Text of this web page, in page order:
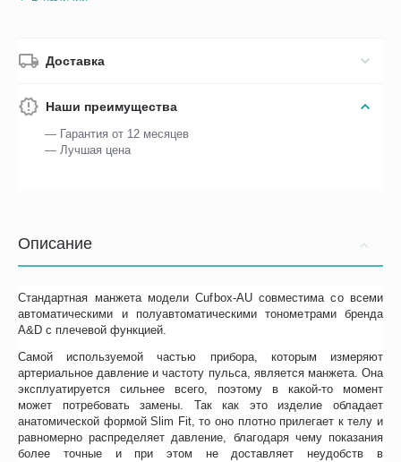
Доставка
Наши преимущества
— Гарантия от 12 месяцев
— Лучшая цена
Описание
Стандартная манжета модели Cufbox-AU совместима со всеми
автоматическими и полуавтоматическими тонометрами бренда
A&D с плечевой функцией.
Самой используемой частью прибора, которым измеряют
артериальное давление и частоту пульса, является манжета. Она
эксплуатируется сильнее всего, поэтому в какой-то момент
может потребовать замены. Так как это изделие обладает
анатомической формой Slim Fit, то оно плотно прилегает к телу и
равномерно распределяет давление, благодаря чему показания
более точные и при этом не доставляет неудобств в